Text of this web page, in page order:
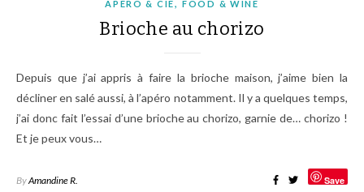
APÉRO & CIE FOOD & WINE
Brioche au chorizo
Depuis que j’ai appris à faire la brioche maison, j’aime bien la
décliner en salé aussi, à l’apéro notamment. Il y a quelques temps,
j’ai donc fait l’essai d’une brioche au chorizo, garnie de… chorizo !
Et je peux vous…
ByAmandine R. Save